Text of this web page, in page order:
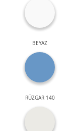
BEYAZ
RÜZGAR 140